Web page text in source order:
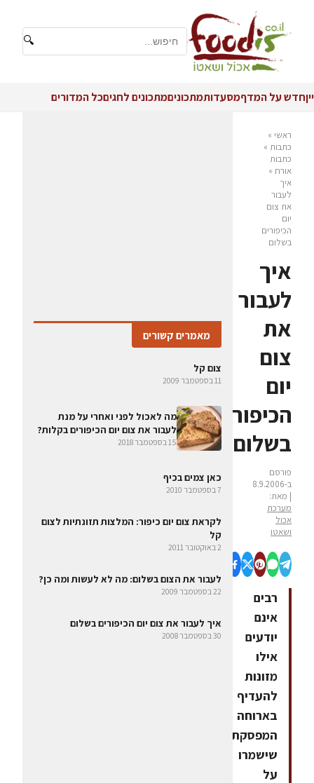
🔍
ייןחדש על המדףמסעדותמתכוניםמתכונים לחגיםכל המדורים
ראשי »
כתבות »
כתבות
אורח »
איך
לעבור
את צום
יום
הכיפורים
בשלום
איך
לעבור
את
צום
יום
הכיפורים
בשלום
פורסם
ב-8.9.2006
| מאת:
מערכת
אכול
ושאטו
רבים
אינם
יודעים
אילו
מזונות
להעדיף
בארוחה
המפסקת,
שישמרו
על
מאמרים קשורים
צום קל
11 בספטמבר 2009
מה לאכול לפני ואחרי על מנת
לעבור את צום יום הכיפורים בקלות?
15 בספטמבר 2018
כאן צמים בכיף
7 בספטמבר 2010
לקראת צום יום כיפור: המלצות תזונתיות לצום
קל
2 באוקטובר 2011
לעבור את הצום בשלום: מה לא לעשות ומה כן?
22 בספטמבר 2009
איך לעבור את צום יום הכיפורים בשלום
30 בספטמבר 2008